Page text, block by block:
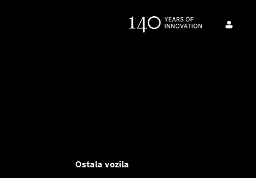
Ostala vozila